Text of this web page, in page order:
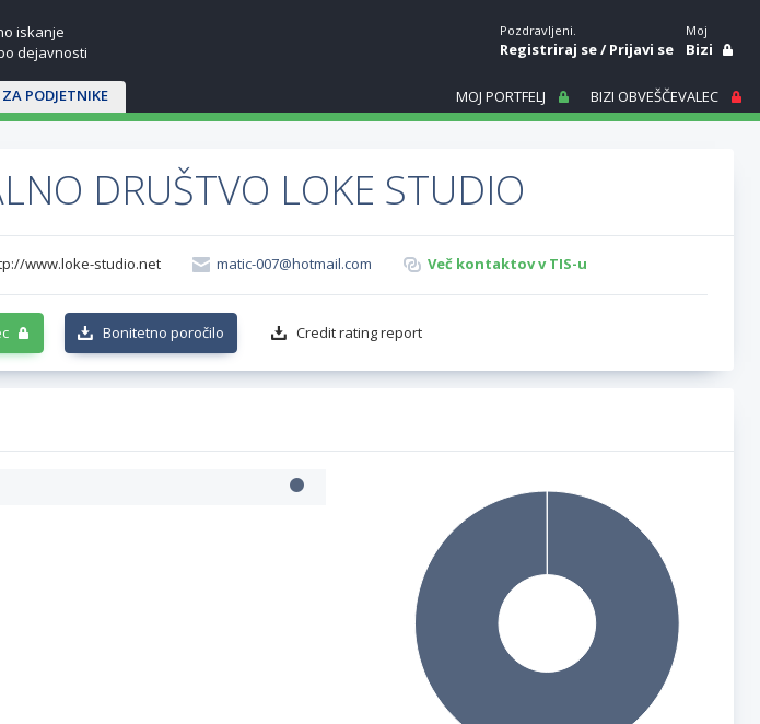
iskanje
dejavnosti
PODJETNIKE
Pozdravljeni.
Registriraj se/Prijavi se
Moj
Bizi
MOJ PORTFELJ BIZI OBVEŠČEVALEC
DRUŠTVO LOKE STUDIO
www.loke-studio.net matic-007@hotmail.com Več kontaktov v TIS-u
Bonitetno poročilo Credit rating report